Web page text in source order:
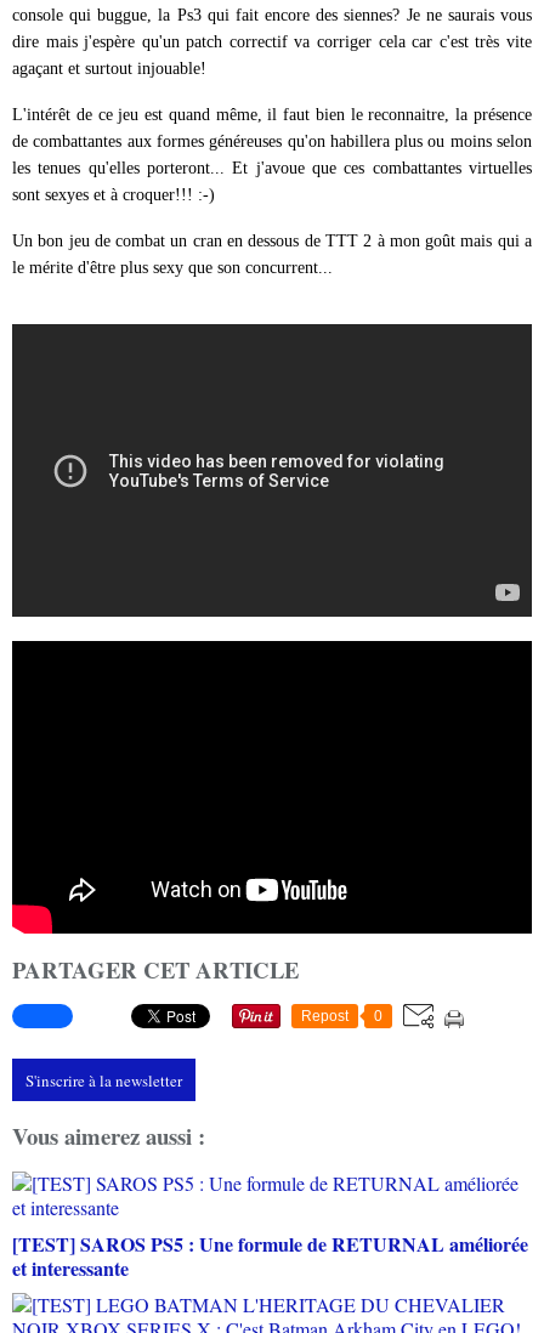
console qui buggue, la Ps3 qui fait encore des siennes? Je ne saurais vous
dire mais j'espère qu'un patch correctif va corriger cela car c'est très vite
agaçant et surtout injouable!
L'intérêt de ce jeu est quand même, il faut bien le reconnaitre, la présence
de combattantes aux formes généreuses qu'on habillera plus ou moins selon
les tenues qu'elles porteront... Et j'avoue que ces combattantes virtuelles
sont sexyes et à croquer!!! :-)
Un bon jeu de combat un cran en dessous de TTT 2 à mon goût mais qui a
le mérite d'être plus sexy que son concurrent...
PARTAGER CET ARTICLE
Repost 0
S'inscrire à la newsletter
Vous aimerez aussi :
[TEST] SAROS PS5 : Une formule de RETURNAL améliorée
et interessante